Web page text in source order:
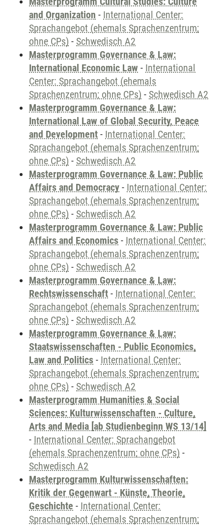
and Organization - International Center:
Sprachangebot (ehemals Sprachenzentrum;
ohne CPs) - Schwedisch A2
Masterprogramm Governance & Law:
International Economic Law - International
Center: Sprachangebot (ehemals
Sprachenzentrum; ohne CPs) - Schwedisch A2
Masterprogramm Governance & Law:
International Law of Global Security, Peace
and Development - International Center:
Sprachangebot (ehemals Sprachenzentrum;
ohne CPs) - Schwedisch A2
Masterprogramm Governance & Law: Public
Affairs and Democracy - International Center:
Sprachangebot (ehemals Sprachenzentrum;
ohne CPs) - Schwedisch A2
Masterprogramm Governance & Law: Public
Affairs and Economics - International Center:
Sprachangebot (ehemals Sprachenzentrum;
ohne CPs) - Schwedisch A2
Masterprogramm Governance & Law:
Rechtswissenschaft - International Center:
Sprachangebot (ehemals Sprachenzentrum;
ohne CPs) - Schwedisch A2
Masterprogramm Governance & Law:
Staatswissenschaften - Public Economics,
Law and Politics - International Center:
Sprachangebot (ehemals Sprachenzentrum;
ohne CPs) - Schwedisch A2
Masterprogramm Humanities & Social
Sciences: Kulturwissenschaften - Culture,
Arts and Media [ab Studienbeginn WS 13/14]
- International Center: Sprachangebot
(ehemals Sprachenzentrum; ohne CPs) -
Schwedisch A2
Masterprogramm Kulturwissenschaften:
Kritik der Gegenwart - Künste, Theorie,
Geschichte - International Center:
Sprachangebot (ehemals Sprachenzentrum;